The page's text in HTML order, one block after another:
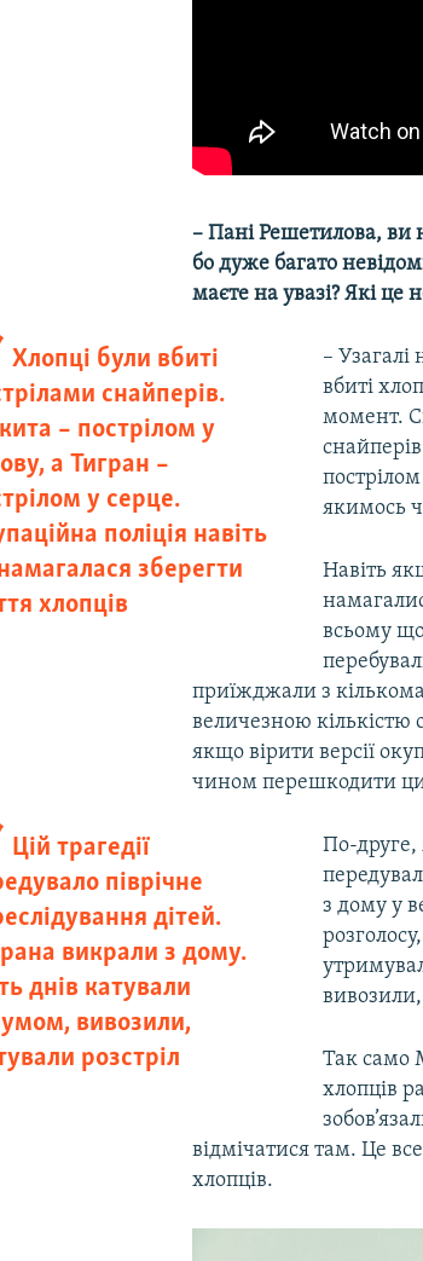
– Пані Решетилова, ви
бо дуже багато
маєте на увазі? Які це
Хлопці були вбиті
снайперів.
– пострілом у
а Тигран –
у серце.
поліція навіть
зберегти
хлопців
– Узагалі
вбиті
момент.
якимось
Навіть
всьому
приїжджали з кількома
величезною кількістю
якщо вірити версії
чином перешкодити
Цій трагедії
піврічне
дітей.
викрали з дому.
днів катували
вивозили,
розстріл
По-друге,
з дому у
вивозили,
Так само
хлопців
відмічатися там. Це
хлопців.